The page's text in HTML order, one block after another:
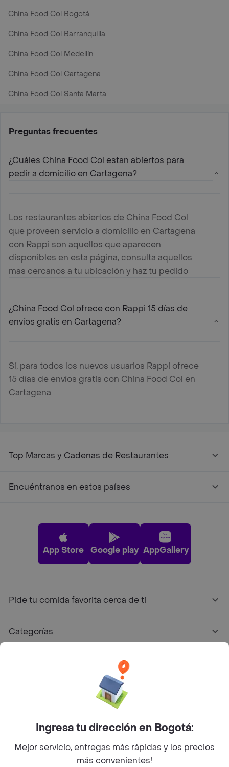
China Food Col Bogotá
China Food Col Barranquilla
China Food Col Medellín
China Food Col Cartagena
China Food Col Santa Marta
Preguntas frecuentes
¿Cuáles China Food Col estan abiertos para
pedir a domicilio en Cartagena?
Los restaurantes abiertos de China Food Col
que proveen servicio a domicilio en Cartagena
con Rappi son aquellos que aparecen
disponibles en esta página, consulta aquellos
mas cercanos a tu ubicación y haz tu pedido
¿China Food Col ofrece con Rappi 15 días de
envíos gratis en Cartagena?
Sí, para todos los nuevos usuarios Rappi ofrece
15 días de envíos gratis con China Food Col en
Cartagena
Top Marcas y Cadenas de Restaurantes
Encuéntranos en estos países
App Store Google play AppGallery
Pide tu comida favorita cerca de ti
Categorías
Facebook
Twitter
Instagram
©2026Rappi Inc. All rights reserved.
Ingresa tu dirección en Bogotá:
Mejor servicio, entregas más rápidas y los precios
más convenientes!